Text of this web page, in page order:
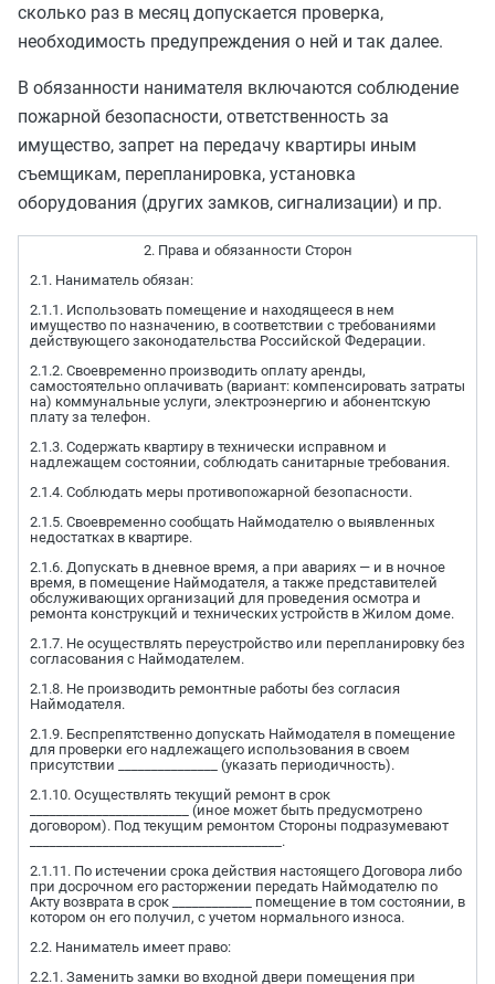
сколько раз в месяц допускается проверка,
необходимость предупреждения о ней и так далее.
В обязанности нанимателя включаются соблюдение
пожарной безопасности, ответственность за
имущество, запрет на передачу квартиры иным
съемщикам, перепланировка, установка
оборудования (других замков, сигнализации) и пр.
2. Права и обязанности Сторон
2.1. Наниматель обязан:
2.1.1. Использовать помещение и находящееся в нем
имущество по назначению, в соответствии с требованиями
действующего законодательства Российской Федерации.
2.1.2. Своевременно производить оплату аренды,
самостоятельно оплачивать (вариант: компенсировать затраты
на) коммунальные услуги, электроэнергию и абонентскую
плату за телефон.
2.1.3. Содержать квартиру в технически исправном и
надлежащем состоянии, соблюдать санитарные требования.
2.1.4. Соблюдать меры противопожарной безопасности.
2.1.5. Своевременно сообщать Наймодателю о выявленных
недостатках в квартире.
2.1.6. Допускать в дневное время, а при авариях — и в ночное
время, в помещение Наймодателя, а также представителей
обслуживающих организаций для проведения осмотра и
ремонта конструкций и технических устройств в Жилом доме.
2.1.7. Не осуществлять переустройство или перепланировку без
согласования с Наймодателем.
2.1.8. Не производить ремонтные работы без согласия
Наймодателя.
2.1.9. Беспрепятственно допускать Наймодателя в помещение
для проверки его надлежащего использования в своем
присутствии _______________ (указать периодичность).
2.1.10. Осуществлять текущий ремонт в срок
________________________ (иное может быть предусмотрено
договором). Под текущим ремонтом Стороны подразумевают
______________________________________.
2.1.11. По истечении срока действия настоящего Договора либо
при досрочном его расторжении передать Наймодателю по
Акту возврата в срок ____________ помещение в том состоянии, в
котором он его получил, с учетом нормального износа.
2.2. Наниматель имеет право:
2.2.1. Заменить замки во входной двери помещения при